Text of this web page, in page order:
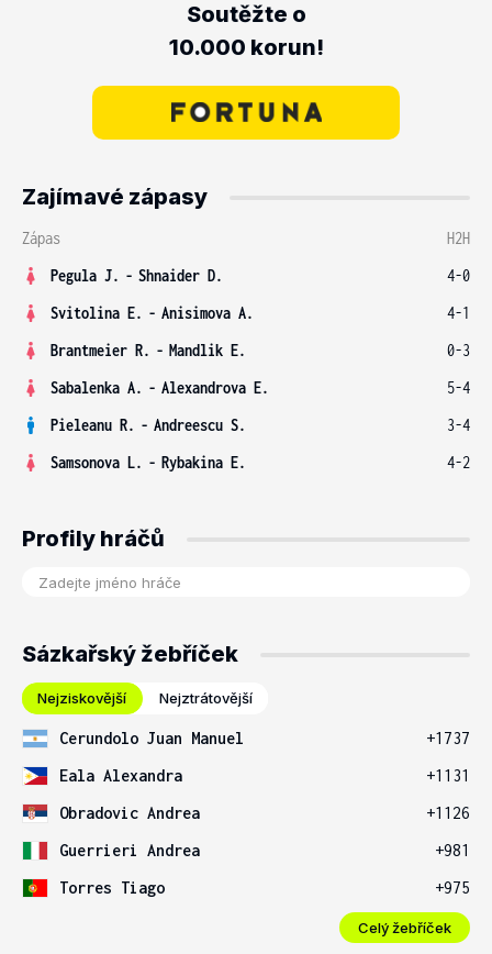
Soutěžte o
10.000 korun!
Zajímavé zápasy
Zápas
H2H
Pegula J. - Shnaider D.
4-0
Svitolina E. - Anisimova A.
4-1
Brantmeier R. - Mandlik E.
0-3
Sabalenka A. - Alexandrova E.
5-4
Pieleanu R. - Andreescu S.
3-4
Samsonova L. - Rybakina E. 4-2
Profily hráčů
Sázkařský žebříček
Nejziskovější Nejztrátovější
Cerundolo Juan Manuel
+1737
Eala Alexandra
+1131
Obradovic Andrea
+1126
Guerrieri Andrea
+981
Torres Tiago
+975
Celý žebříček